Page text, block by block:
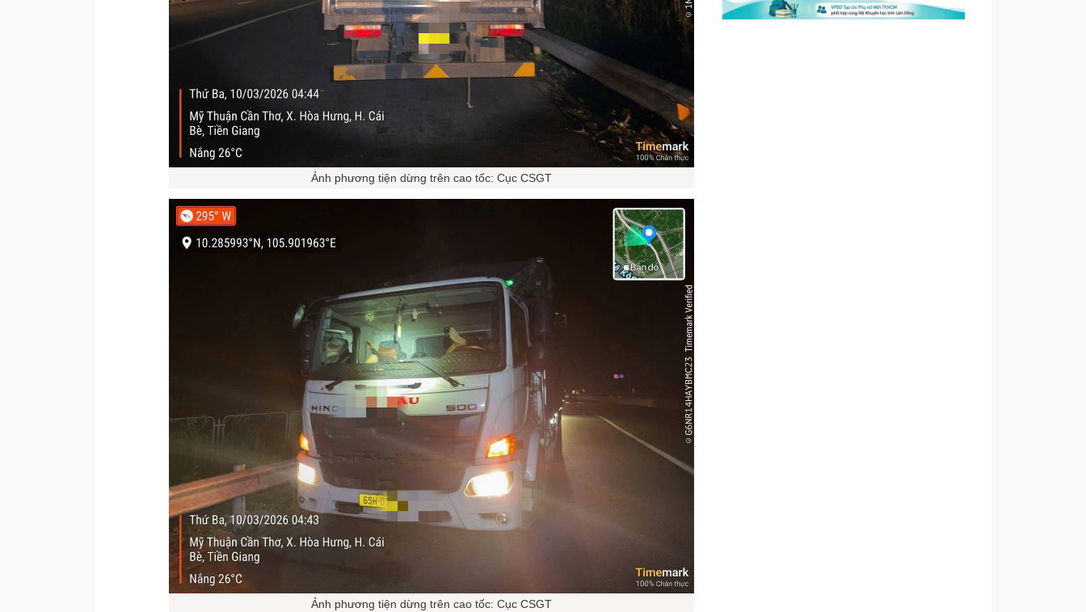
Ảnh phương tiện dừng trên cao tốc: Cục CSGT
Ảnh phương tiện dừng trên cao tốc: Cục CSGT